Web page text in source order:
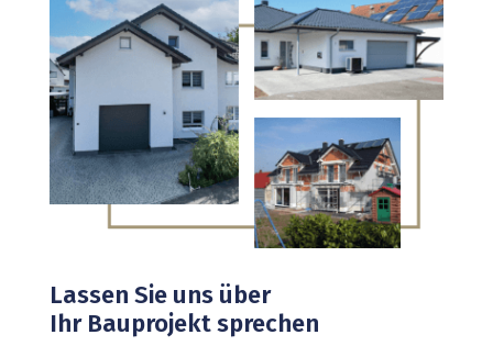
Lassen Sie uns über
Ihr Bauprojekt sprechen